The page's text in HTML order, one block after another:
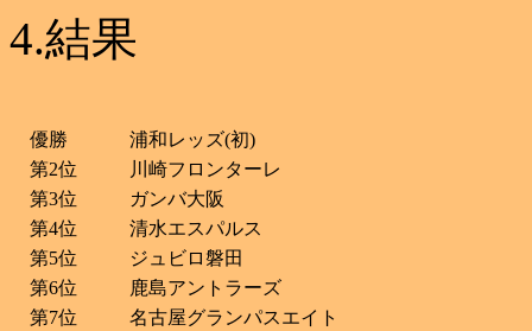
4.結果
優勝
浦和レッズ(初)
第2位
川崎フロンターレ
第3位
ガンバ大阪
第4位
清水エスパルス
第5位
ジュビロ磐田
第6位
鹿島アントラーズ
第7位
名古屋グランパスエイト